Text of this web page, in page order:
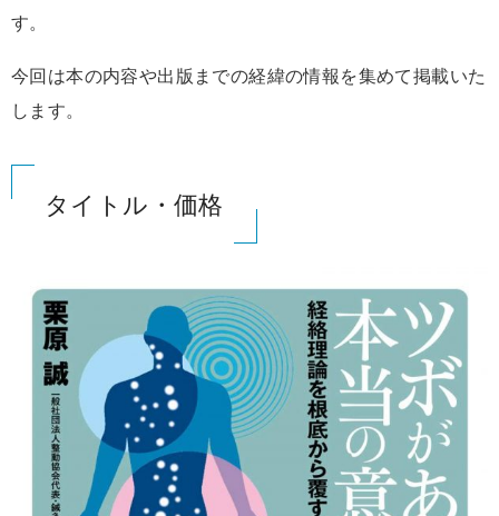
す。
今回は本の内容や出版までの経緯の情報を集めて掲載いた
します。
タイトル・価格